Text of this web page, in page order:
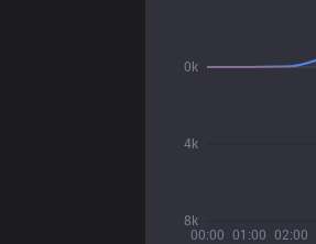
00:00 01:00 02:00
8k
4k
0k